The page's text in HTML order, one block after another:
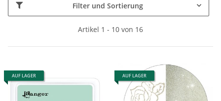
Filter und Sortierung
Artikel 1 - 10 von 16
AUF LAGER AUF LAGER